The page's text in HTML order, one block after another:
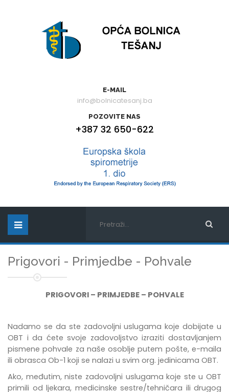
E-MAIL
info@bolnicatesanj.ba
POZOVITE NAS
+387 32 650-622
Prigovori - Primjedbe - Pohvale
PRIGOVORI – PRIMJEDBE – POHVALE
Nadamo se da ste zadovoljni uslugama koje dobijate u
OBT i da ćete svoje zadovoljstvo izraziti dostavljanjem
pismene pohvale za naše osoblje putem pošte, e-maila
ili obrasca Ob-1 koji se nalazi u svim org. jedinicama OBT.
Ako, međutim, niste zadovoljni uslugama koje ste u OBT
primili od ljekara, medicinske sestre/tehničara ili drugog